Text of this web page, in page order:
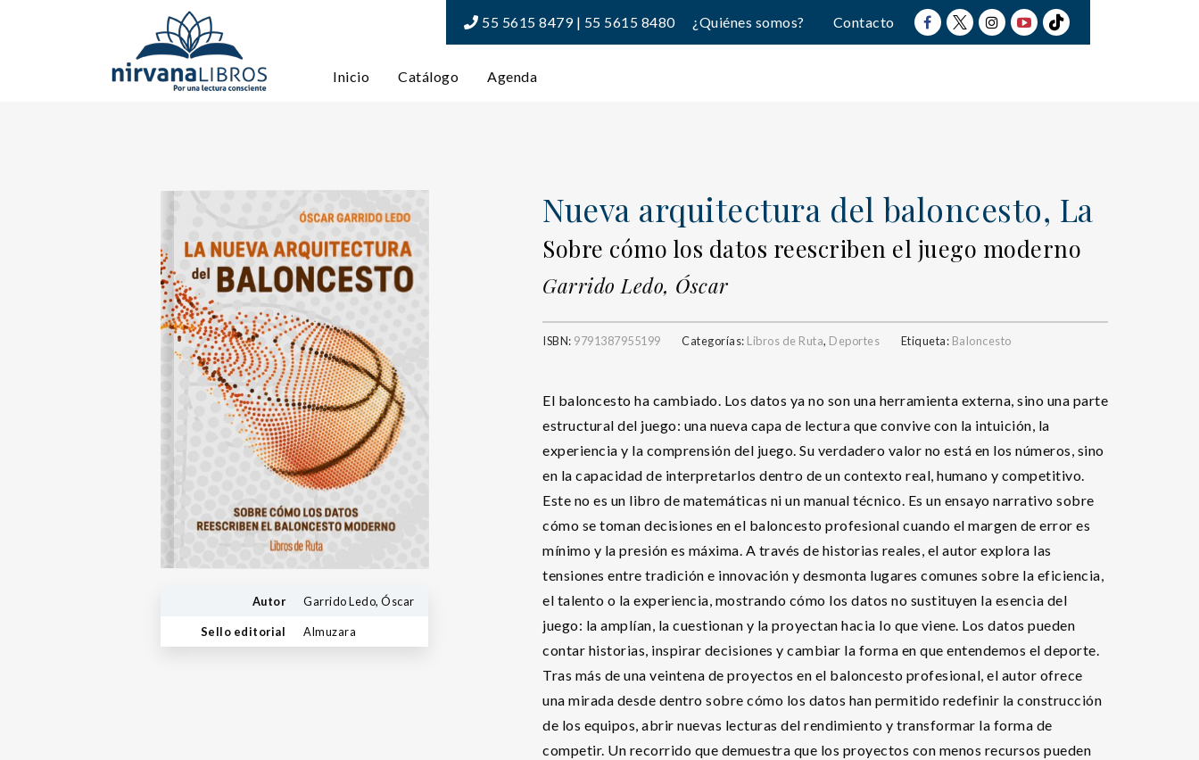
55 5615 8479 | 55 5615 8480 ¿Quiénes somos? Contacto
Inicio Catálogo Agenda
Autor Garrido Ledo, Óscar
Sello editorial Almuzara
Nueva arquitectura del baloncesto, La
Sobre cómo los datos reescriben el juego moderno
Garrido Ledo, Óscar
ISBN: 9791387955199 Categorías: Libros de Ruta, Deportes Etiqueta: Baloncesto
El baloncesto ha cambiado. Los datos ya no son una herramienta externa, sino una parte
estructural del juego: una nueva capa de lectura que convive con la intuición, la
experiencia y la comprensión del juego. Su verdadero valor no está en los números, sino
en la capacidad de interpretarlos dentro de un contexto real, humano y competitivo.
Este no es un libro de matemáticas ni un manual técnico. Es un ensayo narrativo sobre
cómo se toman decisiones en el baloncesto profesional cuando el margen de error es
mínimo y la presión es máxima. A través de historias reales, el autor explora las
tensiones entre tradición e innovación y desmonta lugares comunes sobre la eficiencia,
el talento o la experiencia, mostrando cómo los datos no sustituyen la esencia del
juego: la amplían, la cuestionan y la proyectan hacia lo que viene. Los datos pueden
contar historias, inspirar decisiones y cambiar la forma en que entendemos el deporte.
Tras más de una veintena de proyectos en el baloncesto profesional, el autor ofrece
una mirada desde dentro sobre cómo los datos han permitido redefinir la construcción
de los equipos, abrir nuevas lecturas del rendimiento y transformar la forma de
competir. Un recorrido que demuestra que los proyectos con menos recursos pueden